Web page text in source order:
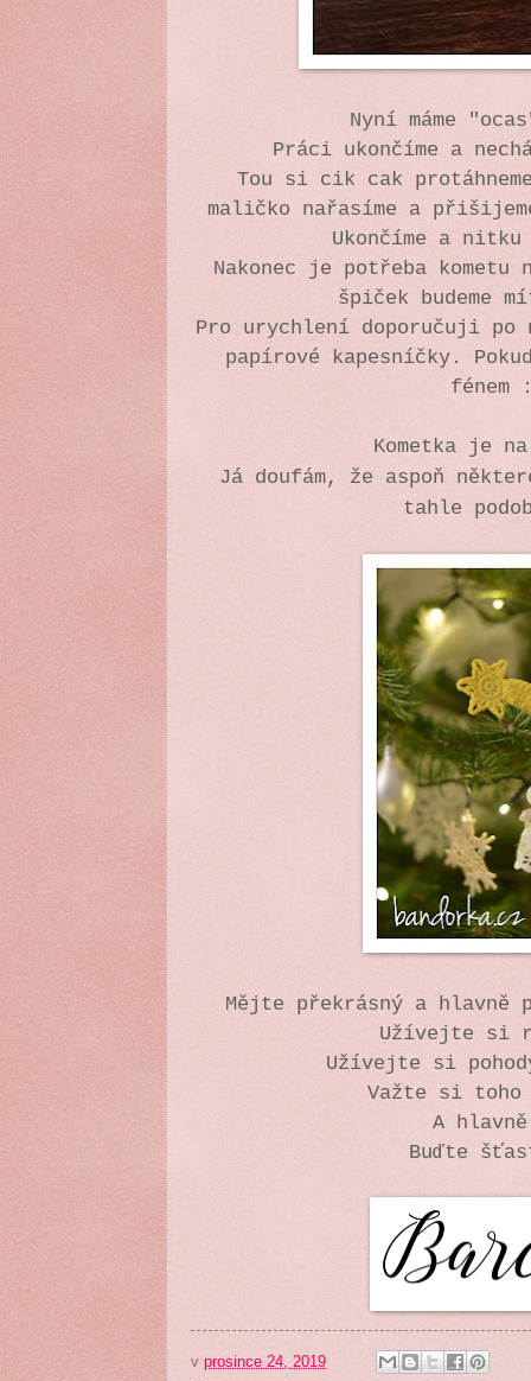
Nyní máme
Práci ukončíme a
Tou si cik cak
maličko nařasíme a
Ukončíme a nitku
Nakonec je potřeba
špiček budeme
Pro urychlení doporučuji po
papírové kapesníčky.
fénem
Kometka je
Já doufám, že aspoň
tahle
Mějte překrásný a hlavně
Užívejte si
Užívejte si
Važte si toho
A
Buďte
v prosince 24, 2019